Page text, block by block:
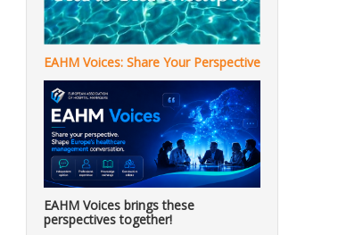
EAHM Voices: Share Your Perspective
EAHM Voices brings these
perspectives together!